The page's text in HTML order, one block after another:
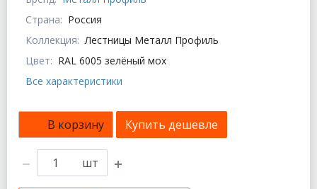
Страна: Россия
Коллекция: Лестницы Металл Профиль
Цвет: RAL 6005 зелёный мох
Все характеристики
В корзину Купить дешевле
шт